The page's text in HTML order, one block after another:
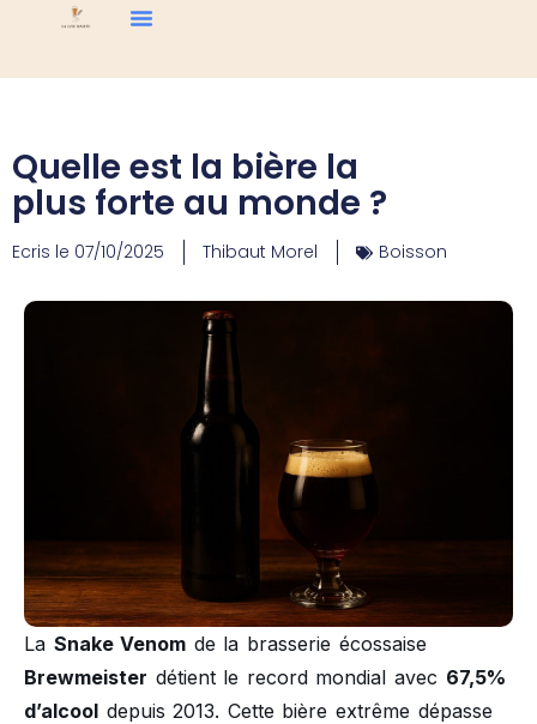
Quelle est la bière la
plus forte au monde ?
Ecris le 07/10/2025 Thibaut Morel Boisson
La Snake Venom de la brasserie écossaise
Brewmeister détient le record mondial avec 67,5%
d’alcool depuis 2013. Cette bière extrême dépasse